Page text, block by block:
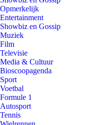
Opmerkelijk
Entertainment
Showbiz en Gossip
Muziek
Film
Televisie
Media & Cultuur
Bioscoopagenda
Sport
Voetbal
Formule 1
Autosport
Tennis